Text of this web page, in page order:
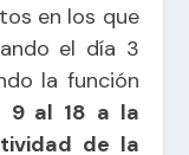
en los que
el día 3
la función
9 al 18 a la
de la